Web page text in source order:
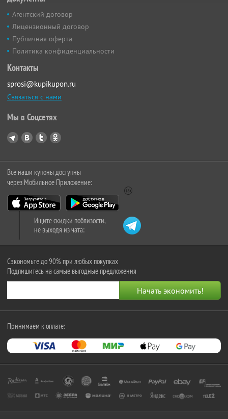
Агентский договор
Лицензионный договор
Публичная оферта
Политика конфиденциальности
Контакты
sprosi@kupikupon.ru
Связаться с нами
Мы в Соцсетях
Все наши купоны доступны
через Мобильное Приложение:
Ищите скидки поблизости,
не выходя из чата:
Сэкономьте до 90% при любых покупках
Подпишитесь на самые выгодные предложения
Принимаем к оплате: